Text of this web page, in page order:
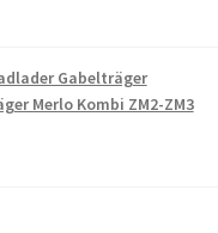
Gabelträger
Merlo Kombi ZM2-ZM3